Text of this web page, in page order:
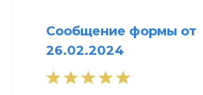
Сообщение формы от
26.02.2024